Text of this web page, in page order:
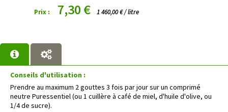
Prix : 7,30 € 1 460,00 € / litre
Conseils d'utilisation :
Prendre au maximum 2 gouttes 3 fois par jour sur un comprimé
neutre Puressentiel (ou 1 cuillère à café de miel, d'huile d'olive, ou
1/4 de sucre).